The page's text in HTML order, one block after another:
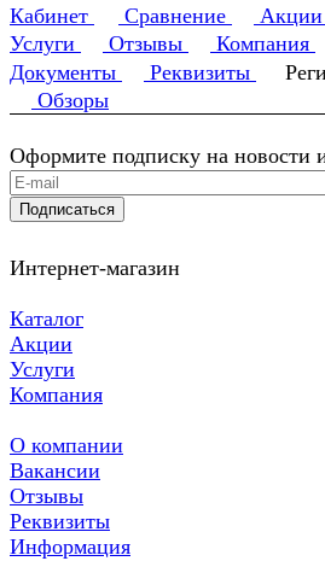
Кабинет
Сравнение Акции
Услуги
Отзывы Компания
Документы
Реквизиты
Обзоры
Оформите подписку на новости
Подписаться
Интернет-магазин
Каталог
Акции
Услуги
Компания
О компании
Вакансии
Отзывы
Реквизиты
Информация